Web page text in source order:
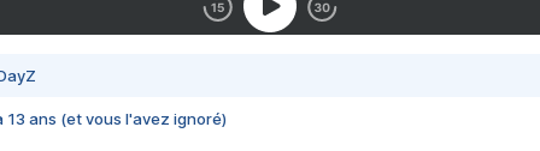
13 ans (et vous l'avez ignoré)